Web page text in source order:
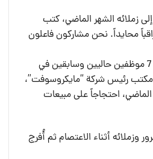
زملائه الشهر الماضي، كتب
محايداً. نحن مشاركون فاعلون
وكان شحرور أيضاً من بين 7 موظفين حاليين وسابقين في
مكتب رئيس شركة “مايكروسوفت”،
احتجاجاً على مبيعات
أثناء الاعتصام ثم أُفرج